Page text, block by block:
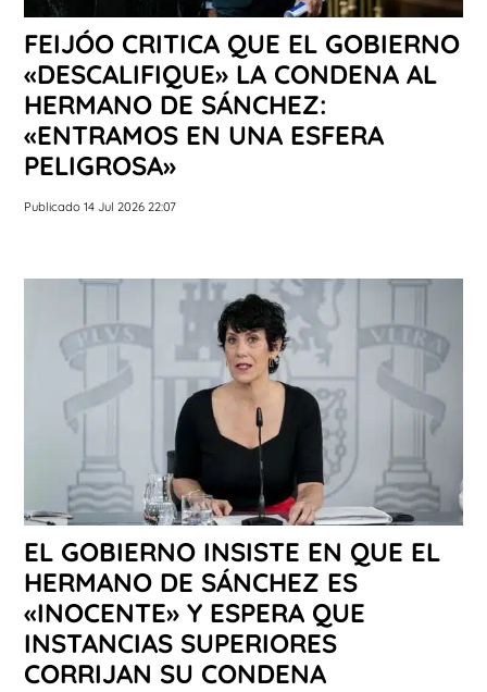
FEIJÓO CRITICA QUE EL GOBIERNO
«DESCALIFIQUE» LA CONDENA AL
HERMANO DE SÁNCHEZ:
«ENTRAMOS EN UNA ESFERA
PELIGROSA»
Publicado 14 Jul 2026 22:07
EL GOBIERNO INSISTE EN QUE EL
HERMANO DE SÁNCHEZ ES
«INOCENTE» Y ESPERA QUE
INSTANCIAS SUPERIORES
CORRIJAN SU CONDENA